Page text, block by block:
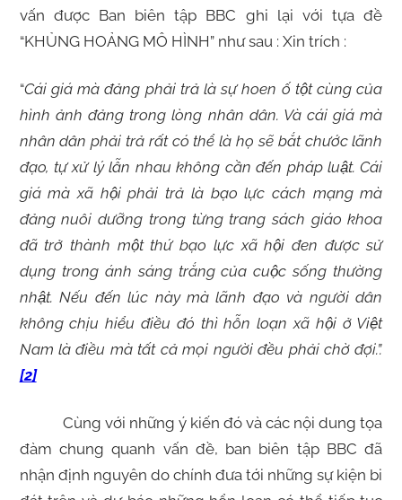
vấn được Ban biên tập BBC ghi lại với tựa đề
“KHỦNG HOẢNG MÔ HÌNH” như sau : Xin trích :
“Cái giá mà đảng phải trả là sự hoen ố tột cùng của
hình ảnh đảng trong lòng nhân dân. Và cái giá mà
nhân dân phải trả rất có thể là họ sẽ bắt chước lãnh
đạo, tự xử lý lẫn nhau không cần đến pháp luật. Cái
giá mà xã hội phải trả là bạo lực cách mạng mà
đảng nuôi dưỡng trong từng trang sách giáo khoa
đã trở thành một thứ bạo lực xã hội đen được sử
dụng trong ánh sáng trắng của cuộc sống thường
nhật. Nếu đến lúc này mà lãnh đạo và người dân
không chịu hiểu điều đó thì hỗn loạn xã hội ở Việt
Nam là điều mà tất cả mọi người đều phải chờ đợi.”.
[2]
Cùng với những ý kiến đó và các nội dung tọa
đàm chung quanh vấn đề, ban biên tập BBC đã
nhận định nguyên do chính đưa tới những sự kiện bi